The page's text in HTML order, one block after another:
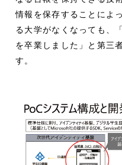
情報を保存することによ
る大学がなくなっても、
を卒業しました」と第三
す。